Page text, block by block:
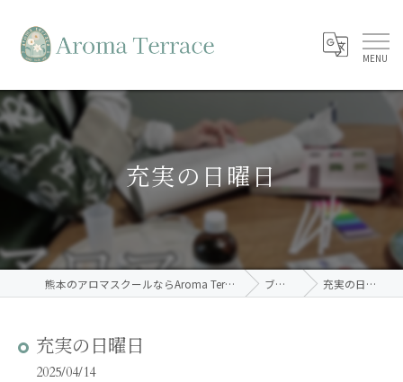
充実の日曜日
熊本のアロマスクールならAroma Terrace ブログ 充実の日曜日
充実の日曜日
2025/04/14